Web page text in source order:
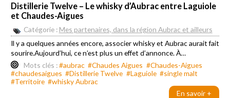
Distillerie Twelve – Le whisky d’Aubrac entre Laguiole
et Chaudes-Aigues
Catégorie : Mes partenaires, dans la région Aubrac et ailleurs
Il y a quelques années encore, associer whisky et Aubrac aurait fait
sourire.Aujourd’hui, ce n’est plus un effet d’annonce. À…
Mots clés :#aubrac #Chaudes Aigues #Chaudes-Aigues
#chaudesaigues #Distillerie Twelve #Laguiole #single malt
#Territoire #whisky Aubrac
En savoir +